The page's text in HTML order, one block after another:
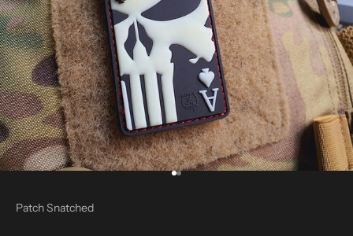
Go to item 1
Go to item 2
Patch Snatched